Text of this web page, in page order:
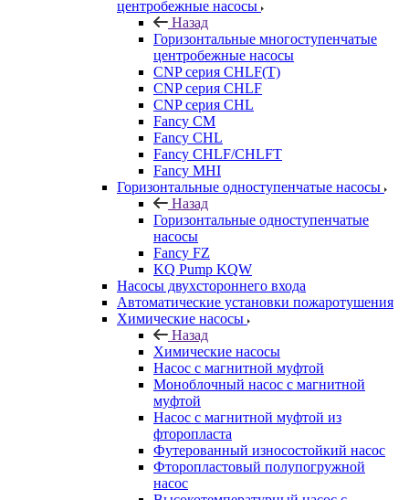
центробежные насосы
Назад
Горизонтальные многоступенчатые
центробежные насосы
CNP серия CHLF(T)
CNP серия CHLF
CNP серия CHL
Fancy CM
Fancy CHL
Fancy CHLF/CHLFT
Fancy MHI
Горизонтальные одноступенчатые насосы
Назад
Горизонтальные одноступенчатые
насосы
Fancy FZ
KQ Pump KQW
Насосы двухстороннего входа
Автоматические установки пожаротушения
Химические насосы
Назад
Химические насосы
Насос с магнитной муфтой
Моноблочный насос с магнитной
муфтой
Насос с магнитной муфтой из
фторопласта
Футерованный износостойкий насос
Фторопластовый полупогружной
насос